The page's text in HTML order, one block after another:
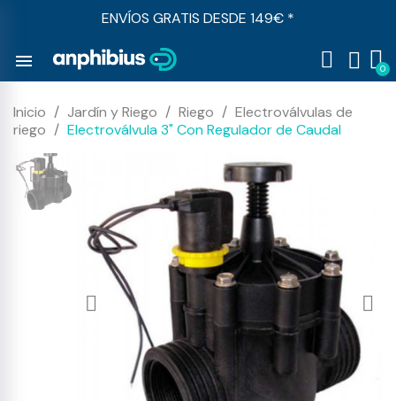
ENVÍOS GRATIS DESDE 149€ *
menu
Inicio Jardín y Riego Riego
Electroválvulas de
riego
Electroválvula 3" Con Regulador de Caudal